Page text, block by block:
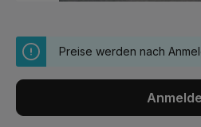
Preise werden nach